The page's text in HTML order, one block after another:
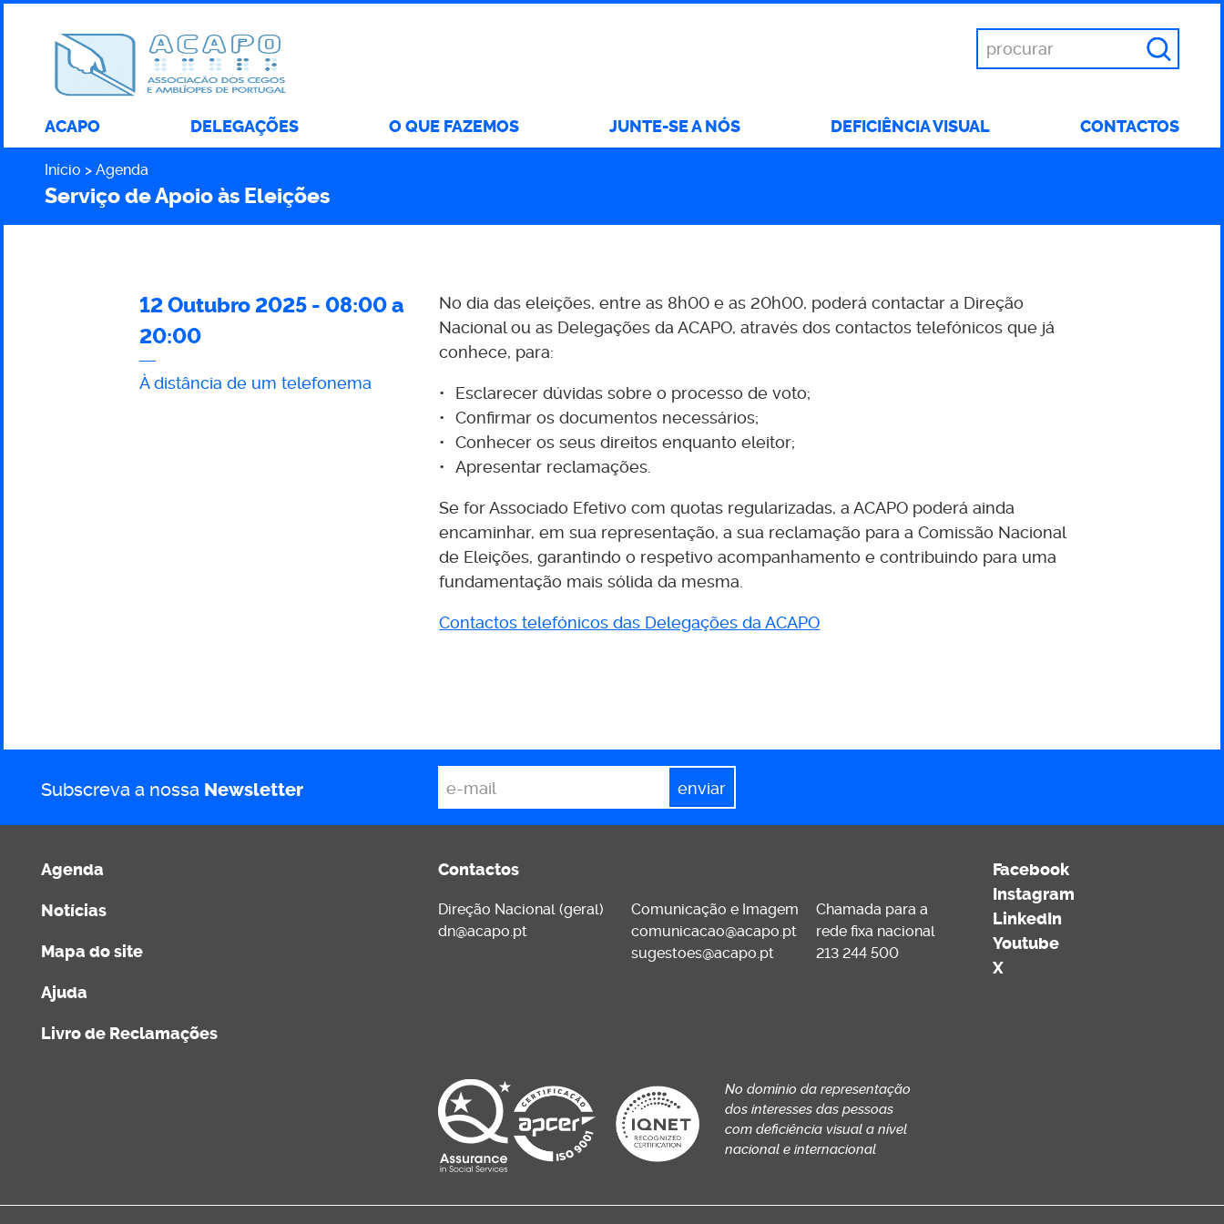
ACAPO DELEGAÇÕES O QUE FAZEMOS JUNTE-SE A NÓS DEFICIÊNCIA VISUAL CONTACTOS
as
Caminho
Início Agenda
Serviço de Apoio às Eleições
Serviço
12 Outubro 2025 - 08:00a
20:00
À distância de um telefonema
No dia das eleições, entre as 8h00 e as 20h00, poderá contactar a Direção
Nacional ou as Delegações da ACAPO, através dos contactos telefónicos que já
conhece, para:
Esclarecer dúvidas sobre o processo de voto;
Confirmar os documentos necessários;
Conhecer os seus direitos enquanto eleitor;
Apresentar reclamações.
Se for Associado Efetivo com quotas regularizadas, a ACAPO poderá ainda
encaminhar, em sua representação, a sua reclamação para a Comissão Nacional
de Eleições, garantindo o respetivo acompanhamento e contribuindo para uma
fundamentação mais sólida da mesma.
Contactos telefónicos das Delegações da ACAPO
Subscreva a nossa Newsletter *
Agenda
Notícias
Mapa do site
Ajuda
Livro de Reclamações
Contactos
Direção Nacional (geral)
dn@acapo.pt
Comunicação e Imagem
comunicacao@acapo.pt
sugestoes@acapo.pt
Chamada para a
rede fixa nacional
213 244 500
Facebook
Instagram
LinkedIn
Youtube
X
No domínio da representação
dos interesses das pessoas
com deficiência visual a nível
nacional e internacional